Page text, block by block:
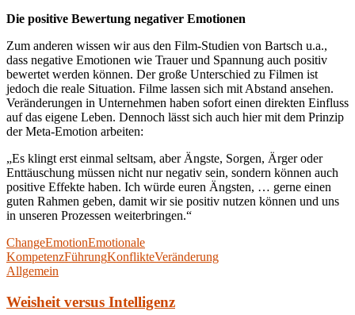
Die positive Bewertung negativer Emotionen
Zum anderen wissen wir aus den Film-Studien von Bartsch u.a.,
dass negative Emotionen wie Trauer und Spannung auch positiv
bewertet werden können. Der große Unterschied zu Filmen ist
jedoch die reale Situation. Filme lassen sich mit Abstand ansehen.
Veränderungen in Unternehmen haben sofort einen direkten Einfluss
auf das eigene Leben. Dennoch lässt sich auch hier mit dem Prinzip
der Meta-Emotion arbeiten:
„Es klingt erst einmal seltsam, aber Ängste, Sorgen, Ärger oder
Enttäuschung müssen nicht nur negativ sein, sondern können auch
positive Effekte haben. Ich würde euren Ängsten, … gerne einen
guten Rahmen geben, damit wir sie positiv nutzen können und uns
in unseren Prozessen weiterbringen.“
ChangeEmotionEmotionale
KompetenzFührungKonflikteVeränderung
Allgemein
Weisheit versus Intelligenz